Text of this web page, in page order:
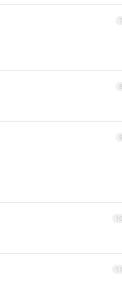
7
8
9
10
11